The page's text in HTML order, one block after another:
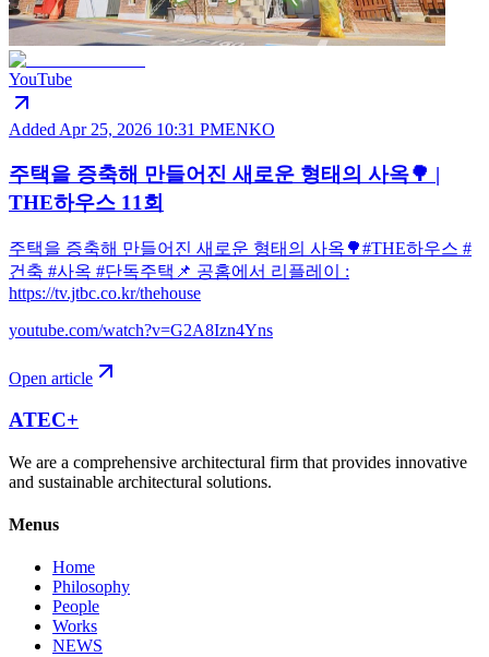
YouTube
Added Apr 25, 2026 10:31 PMENKO
주택을 증축해 만들어진 새로운 형태의 사옥🌳 |
THE하우스 11회
주택을 증축해 만들어진 새로운 형태의 사옥🌳#THE하우스 #
건축 #사옥 #단독주택📌 공홈에서 리플레이 :
https://tv.jtbc.co.kr/thehouse
youtube.com/watch?v=G2A8Izn4Yns
Open article
ATEC+
We are a comprehensive architectural firm that provides innovative
and sustainable architectural solutions.
Menus
Home
Philosophy
People
Works
NEWS